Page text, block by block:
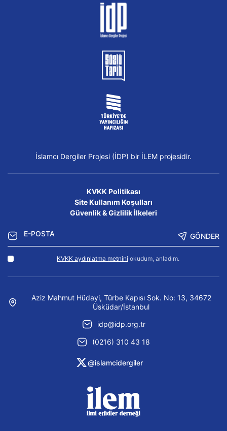
İslamcı Dergiler Projesi (İDP) bir İLEM projesidir.
KVKK Politikası
Site Kullanım Koşulları
Güvenlik & Gizlilik İlkeleri
GÖNDER
KVKK aydınlatma metnini okudum, anladım.
Aziz Mahmut Hüdayi, Türbe Kapısı Sok. No: 13, 34672
Üsküdar/İstanbul
idp@idp.org.tr
(0216) 310 43 18
@islamcidergiler